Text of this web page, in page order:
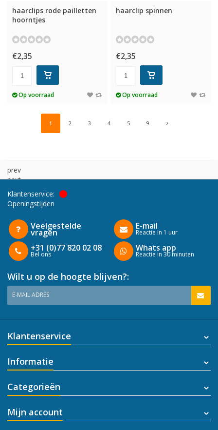
haarclips rode pailletten
hoorntjes
€2,35
Op voorraad
haarclip spinnen
€2,35
Op voorraad
1 2 3 4 5 9
prev
next
Klantenservice:
Openingstijden
Veelgestelde
vragen
+31 (0)77 820 02 08
Bel ons
E-mail
Reactie in 1 uur
Whats app
Reactie in 30 minuten
Wilt u op de hoogte blijven?:
E-MAIL ADRES
Klantenservice
Informatie
Categorieën
Mijn account